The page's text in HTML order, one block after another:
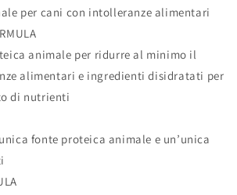
per cani con intolleranze alimentari
animale per ridurre al minimo il
alimentari e ingredienti disidratati per
di nutrienti
fonte proteica animale e un’unica